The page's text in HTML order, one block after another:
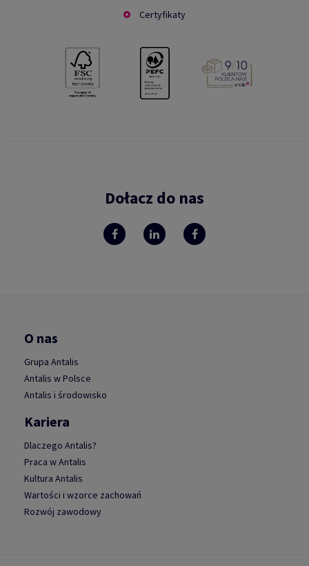
Certyfikaty
Dołacz do nas
O nas
Grupa Antalis
Antalis w Polsce
Antalis i środowisko
Kariera
Dlaczego Antalis?
Praca w Antalis
Kultura Antalis
Wartości i wzorce zachowań
Rozwój zawodowy